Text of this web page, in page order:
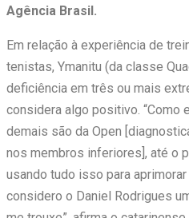
Agência Brasil.
Em relação à experiência de
tenistas, Ymanitu (da classe
deficiência em três ou mais
considera algo positivo. “Como
demais são da Open
nos membros inferiores], até o
usando tudo isso para
considero o Daniel Rodrigues